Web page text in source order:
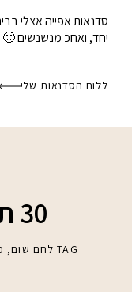
סדנאות אפייה אצלי
יחד, ואחכ מנשנשים 🙂
ללוח הסדנאות שלי
30 תגובות גולשים
TAG לחם שום,